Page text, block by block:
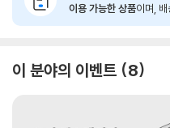
이용 가능한 상품이며, 배
이 분야의 이벤트 8